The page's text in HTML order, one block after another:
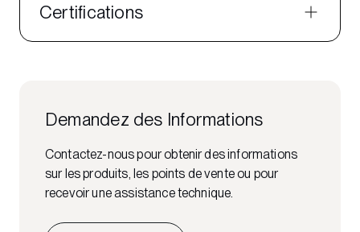
Certifications
Demandez des Informations
Contactez-nous pour obtenir des informations
sur les produits, les points de vente ou pour
recevoir une assistance technique.